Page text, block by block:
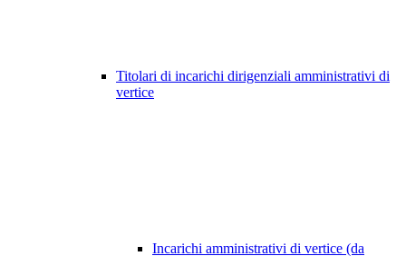
Titolari di incarichi dirigenziali amministrativi di
vertice
Incarichi amministrativi di vertice (da